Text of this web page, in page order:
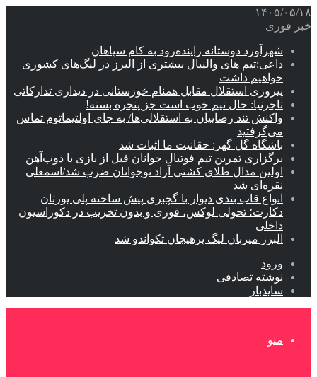
۱۴۰۵/۰۵/۱۸
خبر فوری
شهرآورد دوستانه زاینده‌رود به کام سپاهان
داعی:تیم های والیبال بیشتری از البرز در لیگ‌های کشوری
خواهیم داشت
پیروزی استقلال مقابل همنام خوزستانی در دیداری تدارکاتی
تاجرنیا: حال تیم خوب است جز پنجره بسته!
واکنش تند رضاییان به استقلالی‌ها/ به جای اولتیماتوم تماس
می‌گرفتید
باشگاه گل گهر: حقانیت ما اثبات شد
برگزاری تمرین تیم فوتبال جوانان قبل از بازی با ذوب‌آهن
اولین مدال طلای کشتی آزاد نوجوانان ضرب شد/اسمعلی
نقره‌ای شد
انواع قاب بندی دیوار با گچبری پیش ساخته پلی یورتان
دکارت؛ تحولی لوکس، فوری و بدون تخریب در دکوراسیون
داخلی
البرز میزبان لیگ پرهیجان تکواندو شد
ورود
نوشته تصادفی
سایدبار
منو